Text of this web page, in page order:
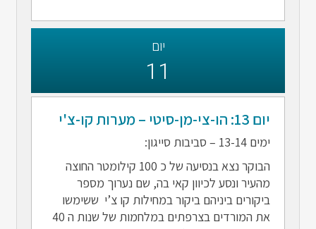
יום
11
יום 13: הו-צי-מן-סיטי – מערות קו-צ'י
ימים 13-14 – סביבות סייגון:
הבוקר נצא בנסיעה של כ 100 קילומטר החוצה
מהעיר ונסע לכיוון קאי בה, שם נערוך מספר
ביקורים ביניהם ביקור במחילות קו צ’י ששימשו
את המורדים בצרפתים במלחמות של שנות ה 40